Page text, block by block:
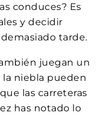
conduces? Es
y decidir
tarde.
juegan un
la niebla pueden
las carreteras
has notado lo